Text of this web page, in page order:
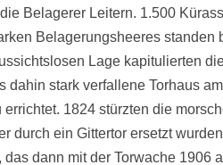
Belagerer Leitern. 1.500
Belagerungsheeres standen
Lage kapitulierten
dahin stark verfallene Torhaus
errichtet. 1824 stürzten die
durch ein Gittertor ersetzt
dann mit der Torwache 1906